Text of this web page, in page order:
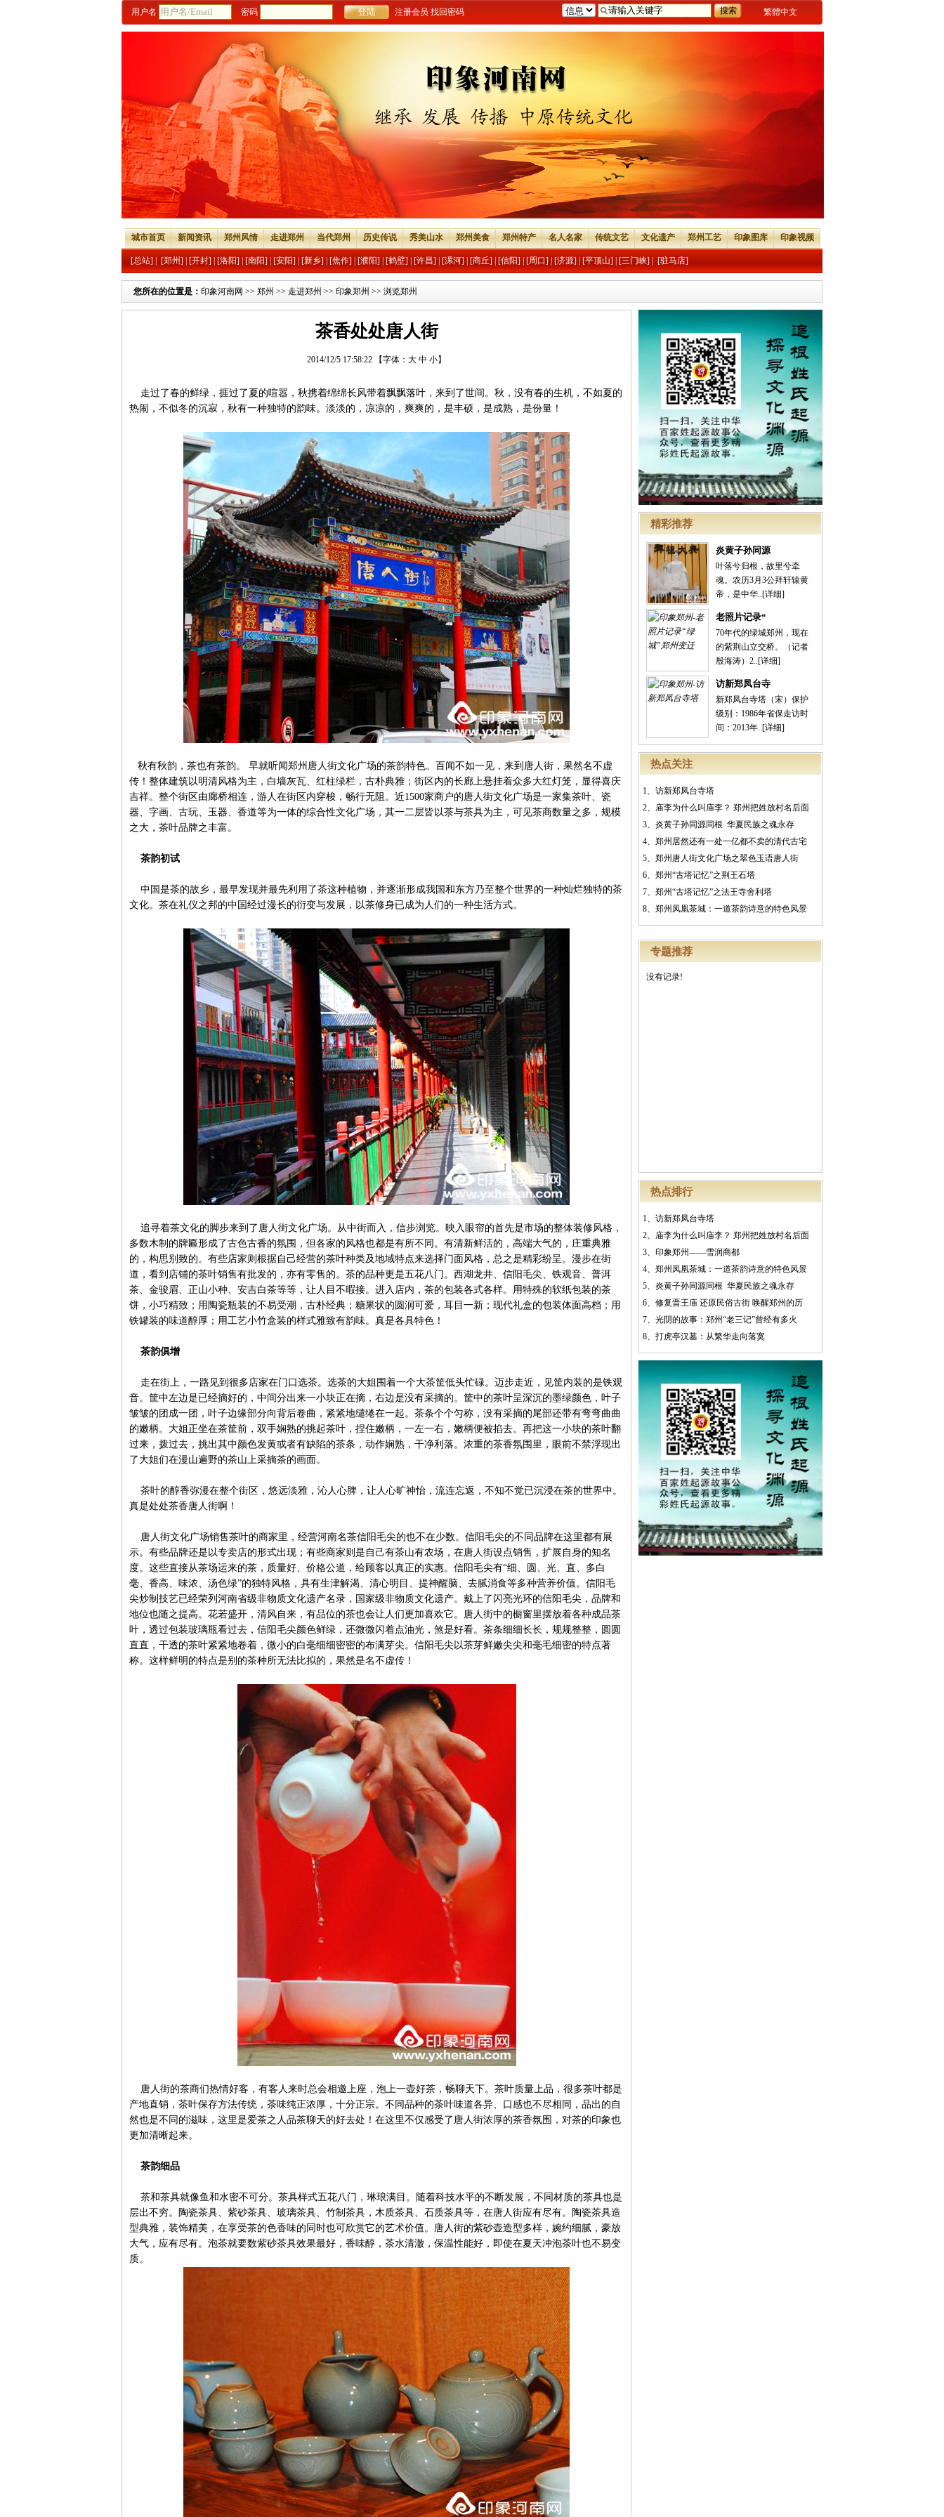
繁體中文
用户名 密码 注册会员 找回密码
城市首页 新闻资讯 郑州风情 走进郑州 当代郑州 历史传说 秀美山水 郑州美食 郑州特产 名人名家 传统文艺 文化遗产 郑州工艺 印象图库 印象视频
[总站] [郑州] [开封] [洛阳] [南阳] [安阳] [新乡] [焦作] [濮阳] [鹤壁] [许昌] [漯河] [商丘] [信阳] [周口] [济源] [平顶山] [三门峡] [驻马店]
您所在的位置是： 印象河南网 >> 郑州 >> 走进郑州 >> 印象郑州 >> 浏览郑州
精彩推荐
炎黄子孙同源
叶落兮归根，故里兮牵
魂。农历3月3公拜轩辕黄
帝，是中华..[详细]
老照片记录“
70年代的绿城郑州，现在
的紫荆山立交桥。（记者
殷海涛）2..[详细]
访新郑凤台寺
新郑凤台寺塔（宋）保护
级别：1986年省保走访时
间：2013年..[详细]
热点关注
1、 访新郑凤台寺塔
2、 庙李为什么叫庙李？ 郑州把姓放村名后面
3、 炎黄子孙同源同根 华夏民族之魂永存
4、 郑州居然还有一处一亿都不卖的清代古宅
5、 郑州唐人街文化广场之翠色玉语唐人街
6、 郑州“古塔记忆”之荆王石塔
7、 郑州“古塔记忆”之法王寺舍利塔
8、 郑州凤凰茶城：一道茶韵诗意的特色风景
专题推荐
没有记录!
热点排行
1、 访新郑凤台寺塔
2、 庙李为什么叫庙李？ 郑州把姓放村名后面
3、 印象郑州——雪润商都
4、 郑州凤凰茶城：一道茶韵诗意的特色风景
5、 炎黄子孙同源同根 华夏民族之魂永存
6、 修复晋王庙 还原民俗古街 唤醒郑州的历
7、 光阴的故事：郑州“老三记”曾经有多火
8、 打虎亭汉墓：从繁华走向落寞
茶香处处唐人街
2014/12/5 17:58:22 【字体： 大 中 小】
走过了春的鲜绿，捱过了夏的喧嚣，秋携着绵绵长风带着飘飘落叶，来到了世间。秋，没有春的生机，不如夏的
热闹，不似冬的沉寂，秋有一种独特的韵味。淡淡的，凉凉的，爽爽的，是丰硕，是成熟，是份量！
秋有秋韵，茶也有茶韵。 早就听闻郑州唐人街文化广场的茶韵特色。百闻不如一见，来到唐人街，果然名不虚
传！整体建筑以明清风格为主，白墙灰瓦、红柱绿栏，古朴典雅；街区内的长廊上悬挂着众多大红灯笼，显得喜庆
吉祥。整个街区由廊桥相连，游人在街区内穿梭，畅行无阻。近1500家商户的唐人街文化广场是一家集茶叶、瓷
器、字画、古玩、玉器、香道等为一体的综合性文化广场，其一二层皆以茶与茶具为主，可见茶商数量之多，规模
之大，茶叶品牌之丰富。
茶韵初试
中国是茶的故乡，最早发现并最先利用了茶这种植物，并逐渐形成我国和东方乃至整个世界的一种灿烂独特的茶
文化。茶在礼仪之邦的中国经过漫长的衍变与发展，以茶修身已成为人们的一种生活方式。
追寻着茶文化的脚步来到了唐人街文化广场。从中街而入，信步浏览。映入眼帘的首先是市场的整体装修风格，
多数木制的牌匾形成了古色古香的氛围，但各家的风格也都是有所不同。有清新鲜活的，高端大气的，庄重典雅
的，构思别致的。有些店家则根据自己经营的茶叶种类及地域特点来选择门面风格，总之是精彩纷呈。漫步在街
道，看到店铺的茶叶销售有批发的，亦有零售的。茶的品种更是五花八门。西湖龙井、信阳毛尖、铁观音、普洱
茶、金骏眉、正山小种、安吉白茶等等，让人目不暇接。进入店内，茶的包装各式各样。用特殊的软纸包装的茶
饼，小巧精致；用陶瓷瓶装的不易受潮，古朴经典；糖果状的圆润可爱，耳目一新；现代礼盒的包装体面高档；用
铁罐装的味道醇厚；用工艺小竹盒装的样式雅致有韵味。真是各具特色！
茶韵俱增
走在街上，一路见到很多店家在门口选茶。选茶的大姐围着一个大茶筐低头忙碌。迈步走近，见筐内装的是铁观
音。筐中左边是已经摘好的，中间分出来一小块正在摘，右边是没有采摘的。筐中的茶叶呈深沉的墨绿颜色，叶子
皱皱的团成一团，叶子边缘部分向背后卷曲，紧紧地缱绻在一起。茶条个个匀称，没有采摘的尾部还带有弯弯曲曲
的嫩柄。大姐正坐在茶筐前，双手娴熟的挑起茶叶，捏住嫩柄，一左一右，嫩柄便被掐去。再把这一小块的茶叶翻
过来，拨过去，挑出其中颜色发黄或者有缺陷的茶条，动作娴熟，干净利落。浓重的茶香氛围里，眼前不禁浮现出
了大姐们在漫山遍野的茶山上采摘茶的画面。
茶叶的醇香弥漫在整个街区，悠远淡雅，沁人心脾，让人心旷神怡，流连忘返，不知不觉已沉浸在茶的世界中。
真是处处茶香唐人街啊！
唐人街文化广场销售茶叶的商家里，经营河南名茶信阳毛尖的也不在少数。信阳毛尖的不同品牌在这里都有展
示。有些品牌还是以专卖店的形式出现；有些商家则是自己有茶山有农场，在唐人街设点销售，扩展自身的知名
度。这些直接从茶场运来的茶，质量好、价格公道，给顾客以真正的实惠。信阳毛尖有“细、圆、光、直、多白
毫、香高、味浓、汤色绿”的独特风格，具有生津解渴、清心明目、提神醒脑、去腻消食等多种营养价值。信阳毛
尖炒制技艺已经荣列河南省级非物质文化遗产名录，国家级非物质文化遗产。戴上了闪亮光环的信阳毛尖，品牌和
地位也随之提高。花若盛开，清风自来，有品位的茶也会让人们更加喜欢它。唐人街中的橱窗里摆放着各种成品茶
叶，透过包装玻璃瓶看过去，信阳毛尖颜色鲜绿，还微微闪着点油光，煞是好看。茶条细细长长，规规整整，圆圆
直直，干透的茶叶紧紧地卷着，微小的白毫细细密密的布满芽尖。信阳毛尖以茶芽鲜嫩尖尖和毫毛细密的特点著
称。这样鲜明的特点是别的茶种所无法比拟的，果然是名不虚传！
唐人街的茶商们热情好客，有客人来时总会相邀上座，泡上一壶好茶，畅聊天下。茶叶质量上品，很多茶叶都是
产地直销，茶叶保存方法传统，茶味纯正浓厚，十分正宗。不同品种的茶叶味道各异、口感也不尽相同，品出的自
然也是不同的滋味，这里是爱茶之人品茶聊天的好去处！在这里不仅感受了唐人街浓厚的茶香氛围，对茶的印象也
更加清晰起来。
茶韵细品
茶和茶具就像鱼和水密不可分。茶具样式五花八门，琳琅满目。随着科技水平的不断发展，不同材质的茶具也是
层出不穷。陶瓷茶具、紫砂茶具、玻璃茶具、竹制茶具，木质茶具、石质茶具等，在唐人街应有尽有。陶瓷茶具造
型典雅，装饰精美，在享受茶的色香味的同时也可欣赏它的艺术价值。唐人街的紫砂壶造型多样，婉约细腻，豪放
大气，应有尽有。泡茶就要数紫砂茶具效果最好，香味醇，茶水清澈，保温性能好，即使在夏天冲泡茶叶也不易变
质。